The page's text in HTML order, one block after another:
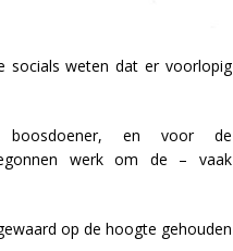
socials weten dat er voorlopig
en voor de
werk om de – vaak
op de hoogte gehouden